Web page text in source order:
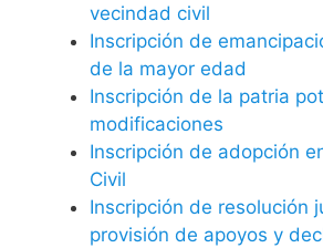
vecindad civil
Inscripción de
de la mayor edad
Inscripción de la patria
modificaciones
Inscripción de adopción
Civil
Inscripción de resolución
provisión de apoyos y